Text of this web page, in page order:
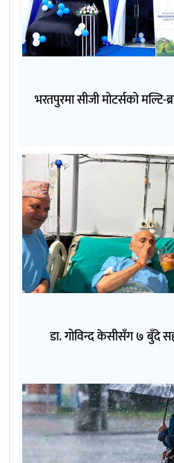
भरतपुरमा सीजी मोटर्सको
डा. गोविन्द केसीसँग ७ बुँदे